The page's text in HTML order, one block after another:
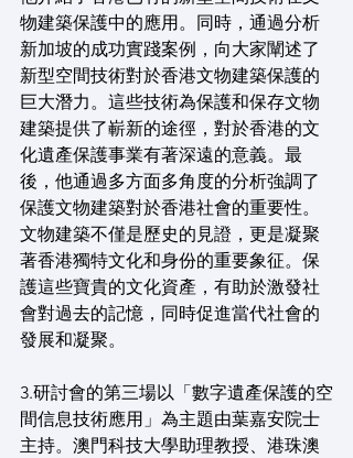
物建築保護中的應用。同時，通過分析
新加坡的成功實踐案例，向大家闡述了
新型空間技術對於香港文物建築保護的
巨大潛力。這些技術為保護和保存文物
建築提供了嶄新的途徑，對於香港的文
化遺產保護事業有著深遠的意義。最
後，他通過多方面多角度的分析強調了
保護文物建築對於香港社會的重要性。
文物建築不僅是歷史的見證，更是凝聚
著香港獨特文化和身份的重要象征。保
護這些寶貴的文化資產，有助於激發社
會對過去的記憶，同時促進當代社會的
發展和凝聚。
3.研討會的第三場以「數字遺產保護的空
間信息技術應用」為主題由葉嘉安院士
主持。澳門科技大學助理教授、港珠澳